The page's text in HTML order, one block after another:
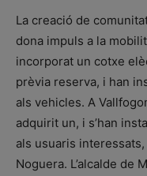
La creació de
dona impuls a la
incorporat un cotxe
prèvia reserva, i han
als vehicles. A
adquirit un, i s’han
als usuaris
Noguera. L’alcalde de